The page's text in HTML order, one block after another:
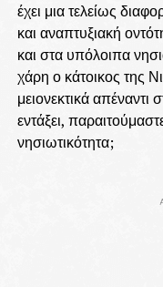
έχει μια τελείως
και αναπτυξιακή
και στα υπόλοιπα
χάρη ο κάτοικος της
μειονεκτικά
εντάξει,
νησιωτικότητα;